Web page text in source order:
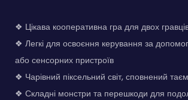
❖ Цікава кооперативна гра для двох
❖ Легкі для освоєння керування за
або сенсорних пристроїв
❖ Чарівний піксельний світ, сповнений
❖ Складні монстри та перешкоди для